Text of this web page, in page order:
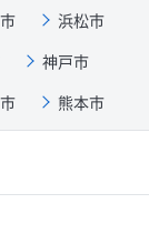
浜松市
神戸市
熊本市